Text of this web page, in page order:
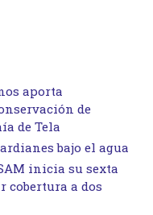
aporta
de
de Tela
bajo el agua
inicia su sexta
cobertura a dos